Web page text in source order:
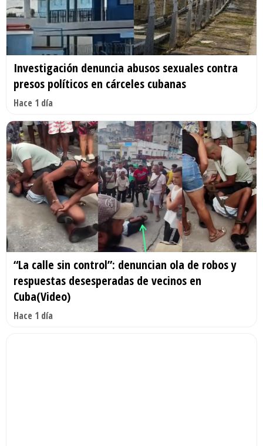
Investigación denuncia abusos sexuales contra
presos políticos en cárceles cubanas
Hace 1 día
“La calle sin control”: denuncian ola de robos y
respuestas desesperadas de vecinos en
Cuba(Video)
Hace 1 día